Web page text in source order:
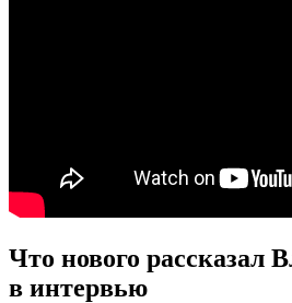
Что нового рассказал
в интервью